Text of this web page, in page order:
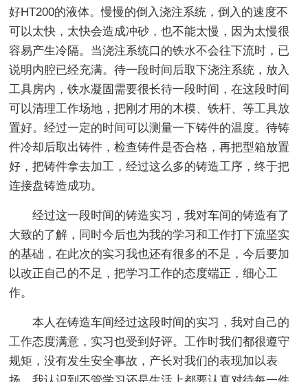
好HT200的液体。慢慢的倒入浇注系统，倒入的速度不
可以太快，太快会造成冲砂，也不能太慢，因为太慢很
容易产生冷隔。当浇注系统口的铁水不会往下流时，已
说明内腔已经充满。待一段时间后取下浇注系统，放入
工具房内，铁水凝固需要很长待一段时间，在这段时间
可以清理工作场地，把刚才用的木模、铁杆、等工具放
置好。经过一定的时间可以测量一下铸件的温度。待铸
件冷却后取出铸件，检查铸件是否合格，再把型箱放置
好，把铸件拿去加工，经过这么多的铸造工序，终于把
连接盘铸造成功。
经过这一段时间的铸造实习，我对车间的铸造有了
大致的了解，同时今后也为我的学习和工作打下流坚实
的基础，在此次的实习我也还有很多的不足，今后要加
以改正自己的不足，把学习工作的态度端正，细心工
作。
本人在铸造车间经过这段时间的实习，我对自己的
工作态度满意，实习也受到好评。工作时我们都很遵守
规矩，没有发生安全事故，产长对我们的表现加以表